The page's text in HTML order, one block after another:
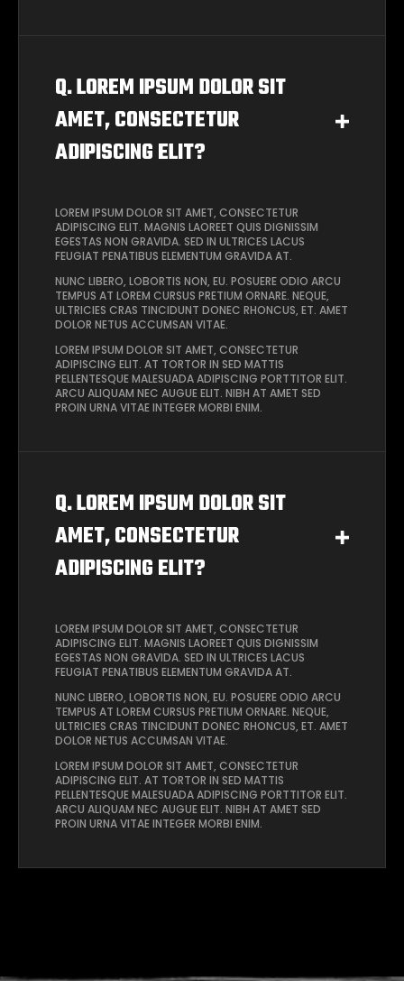
Q. LOREM IPSUM DOLOR SIT
AMET, CONSECTETUR
ADIPISCING ELIT?
LOREM IPSUM DOLOR SIT AMET, CONSECTETUR
ADIPISCING ELIT. MAGNIS LAOREET QUIS DIGNISSIM
EGESTAS NON GRAVIDA. SED IN ULTRICES LACUS
FEUGIAT PENATIBUS ELEMENTUM GRAVIDA AT.
NUNC LIBERO, LOBORTIS NON, EU. POSUERE ODIO ARCU
TEMPUS AT LOREM CURSUS PRETIUM ORNARE. NEQUE,
ULTRICIES CRAS TINCIDUNT DONEC RHONCUS, ET. AMET
DOLOR NETUS ACCUMSAN VITAE.
LOREM IPSUM DOLOR SIT AMET, CONSECTETUR
ADIPISCING ELIT. AT TORTOR IN SED MATTIS
PELLENTESQUE MALESUADA ADIPISCING PORTTITOR ELIT.
ARCU ALIQUAM NEC AUGUE ELIT. NIBH AT AMET SED
PROIN URNA VITAE INTEGER MORBI ENIM.
Q. LOREM IPSUM DOLOR SIT
AMET, CONSECTETUR
ADIPISCING ELIT?
LOREM IPSUM DOLOR SIT AMET, CONSECTETUR
ADIPISCING ELIT. MAGNIS LAOREET QUIS DIGNISSIM
EGESTAS NON GRAVIDA. SED IN ULTRICES LACUS
FEUGIAT PENATIBUS ELEMENTUM GRAVIDA AT.
NUNC LIBERO, LOBORTIS NON, EU. POSUERE ODIO ARCU
TEMPUS AT LOREM CURSUS PRETIUM ORNARE. NEQUE,
ULTRICIES CRAS TINCIDUNT DONEC RHONCUS, ET. AMET
DOLOR NETUS ACCUMSAN VITAE.
LOREM IPSUM DOLOR SIT AMET, CONSECTETUR
ADIPISCING ELIT. AT TORTOR IN SED MATTIS
PELLENTESQUE MALESUADA ADIPISCING PORTTITOR ELIT.
ARCU ALIQUAM NEC AUGUE ELIT. NIBH AT AMET SED
PROIN URNA VITAE INTEGER MORBI ENIM.